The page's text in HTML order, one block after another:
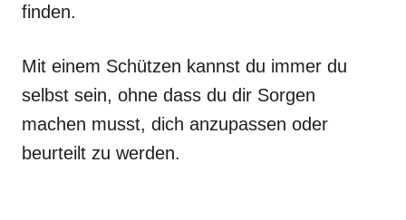
finden.
Mit einem Schützen kannst du immer du
selbst sein, ohne dass du dir Sorgen
machen musst, dich anzupassen oder
beurteilt zu werden.